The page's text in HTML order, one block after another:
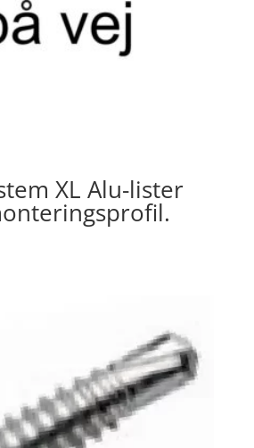
XL Alu-lister